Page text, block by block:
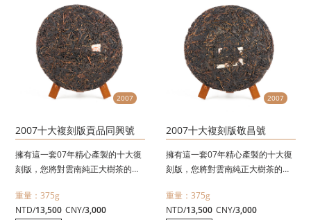
2007
2007十大複刻版貢品同興號
擁有這一套07年精心產製的十大復
刻版，您將對雲南純正大樹茶的滋
單一茶區、單一選料〈絕不摻雜、
絕不拼配〉並依傳統工藝精心採
重量：375g
NTD/13,500 CNY/3,000
2007
2007十大複刻版敬昌號
擁有這一套07年精心產製的十大復
刻版，您將對雲南純正大樹茶的滋
單一茶區、單一選料〈絕不摻雜、
絕不拼配〉並依傳統工藝精心採
重量：375g
NTD/13,500 CNY/3,000